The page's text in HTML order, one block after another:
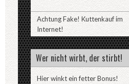
Achtung Fake! Kuttenkauf im
Internet!
Wer nicht wirbt, der stirbt!
Hier winkt ein fetter Bonus!